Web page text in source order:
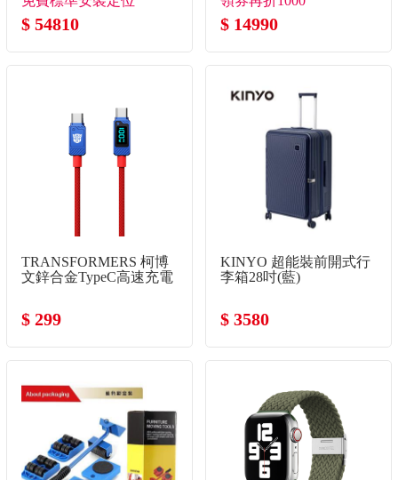
$ 54810 $ 14990
TRANSFORMERS 柯博
文鋅合金TypeC高速充電
$ 299
KINYO 超能裝前開式行
李箱28吋(藍)
$ 3580